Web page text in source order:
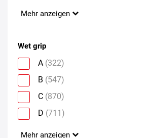
Mehr anzeigen
Wet grip
A (322)
B (547)
C (870)
D (711)
Mehr anzeigen